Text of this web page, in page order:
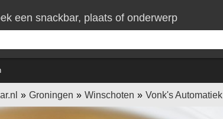
een snackbar, plaats of onderwerp
Groningen Winschoten Vonk's Automatiek